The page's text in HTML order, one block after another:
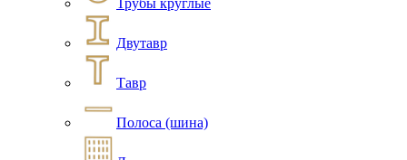
Трубы круглые
Двутавр
Тавр
Полоса (шина)